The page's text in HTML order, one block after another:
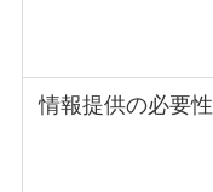
情報提供の必要性